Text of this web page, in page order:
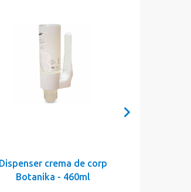
Dispenser crema de corp
Botanika - 460ml